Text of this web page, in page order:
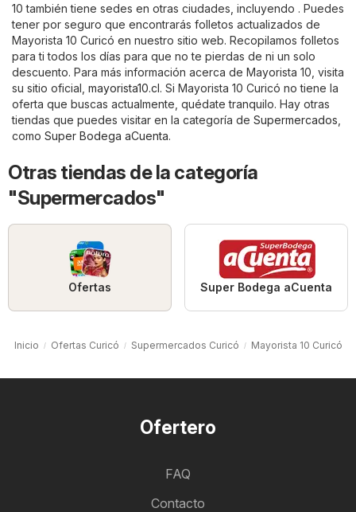
10 también tiene sedes en otras ciudades, incluyendo . Puedes
tener por seguro que encontrarás folletos actualizados de
Mayorista 10 Curicó en nuestro sitio web. Recopilamos folletos
para ti todos los días para que no te pierdas de ni un solo
descuento. Para más información acerca de Mayorista 10, visita
su sitio oficial, mayorista10.cl. Si Mayorista 10 Curicó no tiene la
oferta que buscas actualmente, quédate tranquilo. Hay otras
tiendas que puedes visitar en la categoría de Supermercados
como Super Bodega aCuenta.
Otras tiendas de la categoría
"Supermercados"
Ofertas Super Bodega aCuenta
Inicio Ofertas Curicó Supermercados Curicó Mayorista 10 Curicó
Ofertero
FAQ
Contacto